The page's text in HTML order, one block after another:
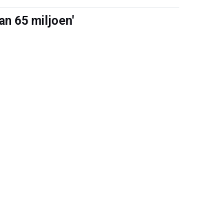
65 miljoen'